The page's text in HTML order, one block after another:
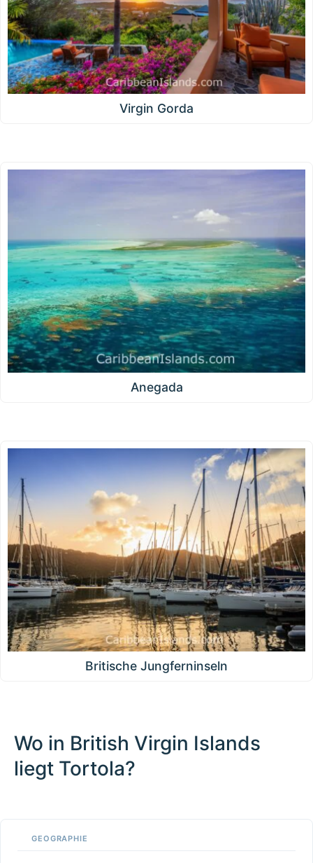
Virgin Gorda
Anegada
Britische Jungferninseln
Wo in British Virgin Islands
liegt Tortola?100 km / 62.1 mi
GEOGRAPHIE